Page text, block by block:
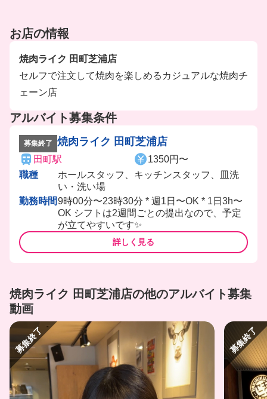
お店の情報
焼肉ライク 田町芝浦店
セルフで注文して焼肉を楽しめるカジュアルな焼肉チ
ェーン店
アルバイト募集条件
募集終了 焼肉ライク 田町芝浦店
田町駅
1350円〜
職種
ホールスタッフ、キッチンスタッフ、皿洗
い・洗い場
勤務時間9時00分〜23時30分 * 週1日〜OK * 1日3h〜
OK シフトは2週間ごとの提出なので、予定
が立てやすいです✨
詳しく見る
焼肉ライク 田町芝浦店の他のアルバイト募集
動画
募集終了 募集終了